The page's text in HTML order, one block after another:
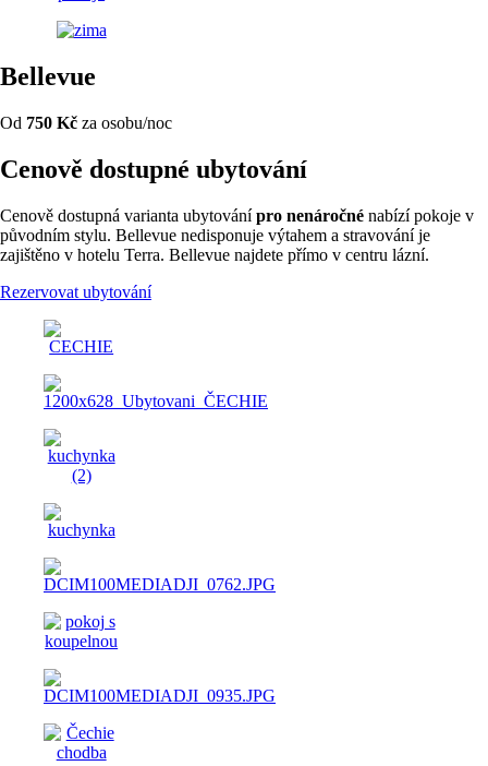
Bellevue
Od 750 Kč za osobu/noc
Cenově dostupné ubytování
Cenově dostupná varianta ubytovánípro nenáročné nabízí pokoje v
původním stylu. Bellevue nedisponuje výtahem a stravování je
zajištěno v hotelu Terra. Bellevue najdete přímo v centru lázní.
Rezervovat ubytování